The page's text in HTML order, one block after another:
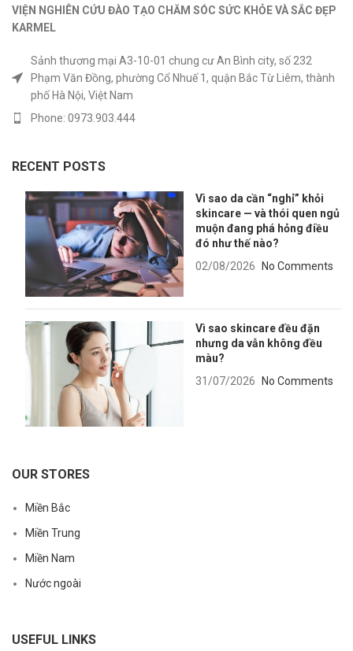
VIỆN NGHIÊN CỨU ĐÀO TẠO CHĂM SÓC SỨC KHỎEVÀSẮC ĐẸP
KARMEL
Sảnh thương mại A3-10-01 chung cư An Bình city, số 232
Phạm Văn Đồng, phường Cổ Nhuế 1, quận Bắc Từ Liêm, thành
phố Hà Nội, Việt Nam
Phone: 0973.903.444
RECENT POSTS
Vì sao da cần “nghỉ” khỏi
skincare — và thói quen ngủ
muộn đang phá hỏng điều
đó như thế nào?
02/08/2026
No Comments
Vì sao skincare đều đặn
nhưng da vẫn không đều
màu?
31/07/2026
No Comments
OUR STORES
Miền Bắc
Miền Trung
Miền Nam
Nước ngoài
USEFUL LINKS